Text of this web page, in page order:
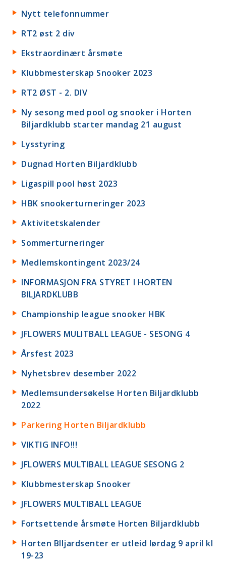
Nytt telefonnummer
RT2 øst 2 div
Ekstraordinært årsmøte
Klubbmesterskap Snooker 2023
RT2 ØST - 2. DIV
Ny sesong med pool og snooker i Horten
Biljardklubb starter mandag 21 august
Lysstyring
Dugnad Horten Biljardklubb
Ligaspill pool høst 2023
HBK snookerturneringer 2023
Aktivitetskalender
Sommerturneringer
Medlemskontingent 2023/24
INFORMASJON FRA STYRET I HORTEN
BILJARDKLUBB
Championship league snooker HBK
JFLOWERS MULITBALL LEAGUE - SESONG 4
Årsfest 2023
Nyhetsbrev desember 2022
Medlemsundersøkelse Horten Biljardklubb
2022
Parkering Horten Biljardklubb
VIKTIG INFO!!!
JFLOWERS MULTIBALL LEAGUE SESONG 2
Klubbmesterskap Snooker
JFLOWERS MULTIBALL LEAGUE
Fortsettende årsmøte Horten Biljardklubb
Horten BIljardsenter er utleid lørdag 9 april kl
19-23